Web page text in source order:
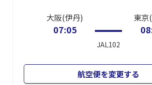
大阪(伊丹)
07:05
JAL102
東京
航空便を変更する